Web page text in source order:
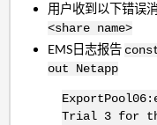
用户收到以下错误
<share name>
EMS日志报告
out Netapp
Trial 3 for